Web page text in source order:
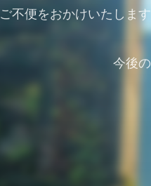
ご不便をおかけいたしま
今後